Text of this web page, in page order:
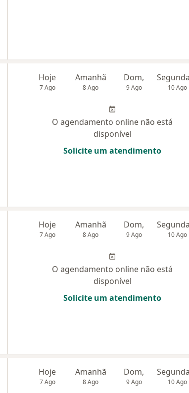
Hoje
7 Ago
Amanhã
8 Ago
Dom,
9 Ago 10 Ago
O agendamento online não está
disponível
Solicite um atendimento
Hoje
7 Ago
Amanhã
8 Ago
Dom,
9 Ago 10 Ago
O agendamento online não está
disponível
Solicite um atendimento
Hoje
7 Ago
Amanhã
8 Ago
Dom,
9 Ago 10 Ago